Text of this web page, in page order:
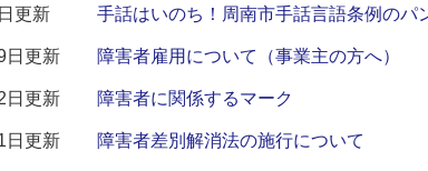
更新 手話はいのち！周南市手話言語条例のパ
日更新 障害者雇用について（事業主の方へ）
日更新 障害者に関係するマーク
日更新 障害者差別解消法の施行について